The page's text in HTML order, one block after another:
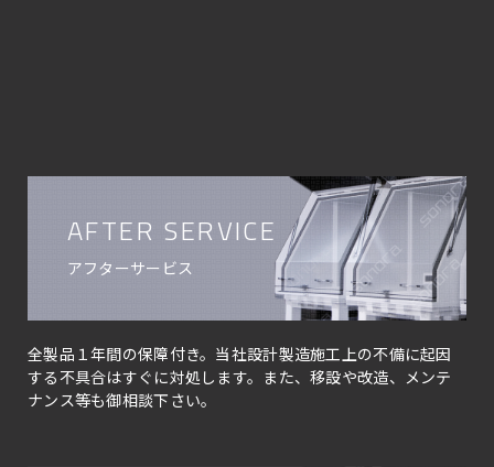
AFTER SERVICE
アフターサービス
全製品１年間の保障付き。当社設計製造施工上の不備に起因
する不具合はすぐに対処します。また、移設や改造、メンテ
ナンス等も御相談下さい。